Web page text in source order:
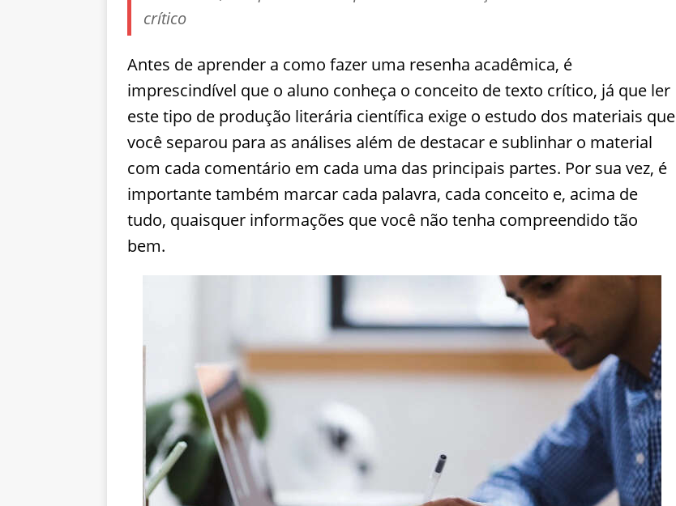
crítico
Antes de aprender a como fazer uma resenha acadêmica, é
imprescindível que o aluno conheça o conceito de texto crítico, já que ler
este tipo de produção literária científica exige o estudo dos materiais que
você separou para as análises além de destacar e sublinhar o material
com cada comentário em cada uma das principais partes. Por sua vez, é
importante também marcar cada palavra, cada conceito e, acima de
tudo, quaisquer informações que você não tenha compreendido tão
bem.